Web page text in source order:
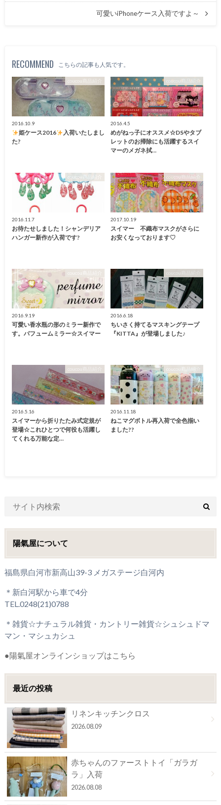
可愛いiPhoneケース入荷ですよ～
RECOMMEND こちらの記事も人気です。
coucou商品紹介
2016.10.9
姫ケース2016
入荷いたしまし
た?
coucou商品紹介
2016.4.5
めがねっ子にオススメ☆DSやタブ
レットのお掃除にも活躍するスイ
マーのメガネ拭…
coucou商品紹介
2016.11.7
お待たせしました！シャンデリア
ハンガー新作が入荷です?
coucou商品紹介
2017.10.19
スイマー 不織布マスクがさらに
お安くなっております♡
coucou商品紹介
2016.9.19
可愛い香水瓶の形のミラー新作で
す。パフュームミラー☆スイマー
coucou商品紹介
2016.6.18
ちいさく持てるマスキングテープ
『KITTA』が登場しました♪
coucou商品紹介
2016.5.16
スイマーから折りたたみ式定規が
登場☆これひとつで何役も活躍し
てくれる万能な定…
coucou商品紹介
2016.11.18
ねこマグボトル再入荷で全色揃い
ました??
陽氣屋について
福島県白河市新高山39-3 メガステージ白河内
＊新白河駅から車で4分
TEL.0248(21)0788
＊雑貨☆ナチュラル雑貨・カントリー雑貨☆シュシュドマ
マン・マシュカシュ
●陽氣屋オンラインショップはこちら
最近の投稿
リネンキッチンクロス
2026.08.09
赤ちゃんのファーストトイ「ガラガ
ラ」入荷
2026.08.08